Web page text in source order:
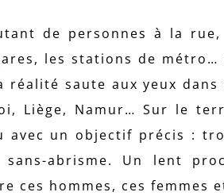
de personnes à la
les stations de
réalité saute aux yeux
Liège, Namur… Sur le
avec un objectif précis :
abrisme. Un lent
ces hommes, ces